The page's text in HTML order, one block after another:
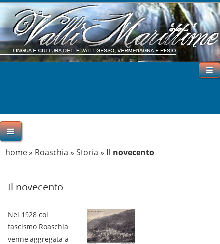
home» Roaschia » Storia » Il novecento
Il novecento
Nel 1928 col
fascismo Roaschia
venne aggregata a